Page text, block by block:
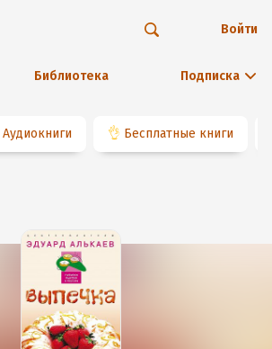
Библиотека Подписка
Войти
Аудиокниги 👌 Бесплатные книги